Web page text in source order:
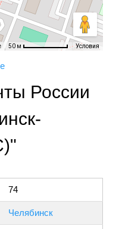
50 м Условия
России
74
Челябинск